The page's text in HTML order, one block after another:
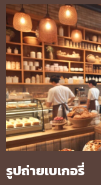
รูปถ่ายเบเกอรี่